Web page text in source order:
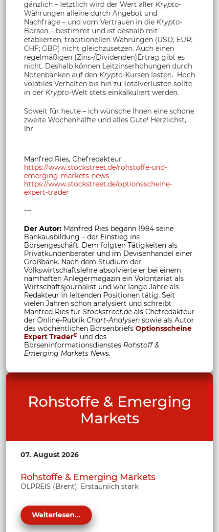
gänzlich – letztlich wird der Wert aller Krypto-
Währungen alleine durch Angebot und
Nachfrage – und vom Vertrauen in die Krypto-
Börsen – bestimmt und ist deshalb mit
etablierten, traditionellen Währungen (USD; EUR;
CHF; GBP) nicht gleichzusetzen. Auch einen
regelmäßigen (Zins-/Dividenden)Ertrag gibt es
nicht. Deshalb können Leitzinserhöhungen durch
Notenbanken auf den Krypto-Kursen lasten. Hoch
volatiles Verhalten bis hin zu Totalverlusten sollte
in der Krypto-Welt stets einkalkuliert werden.
Soweit für heute – ich wünsche Ihnen eine schöne
zweite Wochenhälfte und alles Gute! Herzlichst,
Ihr
Manfred Ries, Chefredakteur
https://www.stockstreet.de/rohstoffe-und-
emerging-markets-news
https://www.stockstreet.de/optionsscheine-
expert-trader
---
Der Autor: Manfred Ries begann 1984 seine
Bankausbildung – der Einstieg ins
Börsengeschäft. Dem folgten Tätigkeiten als
Privatkundenberater und im Devisenhandel einer
Großbank. Nach dem Studium der
Volkswirtschaftslehre absolvierte er bei einem
namhaften Anlegermagazin ein Volontariat als
Wirtschaftsjournalist und war lange Jahre als
Redakteur in leitenden Positionen tätig. Seit
vielen Jahren schon analysiert und schreibt
Manfred Ries für Stockstreet.de als Chefredakteur
der Online-Rubrik Chart-Analysen sowie als Autor
des wöchentlichen Börsenbriefs Optionsscheine
Expert Trader© und des
Börseninformationsdienstes Rohstoff &
Emerging Markets News.
Rohstoffe & Emerging
Markets
07. August 2026
Rohstoffe & Emerging Markets
ÖLPREIS (Brent): Erstaunlich stark
Weiterlesen...